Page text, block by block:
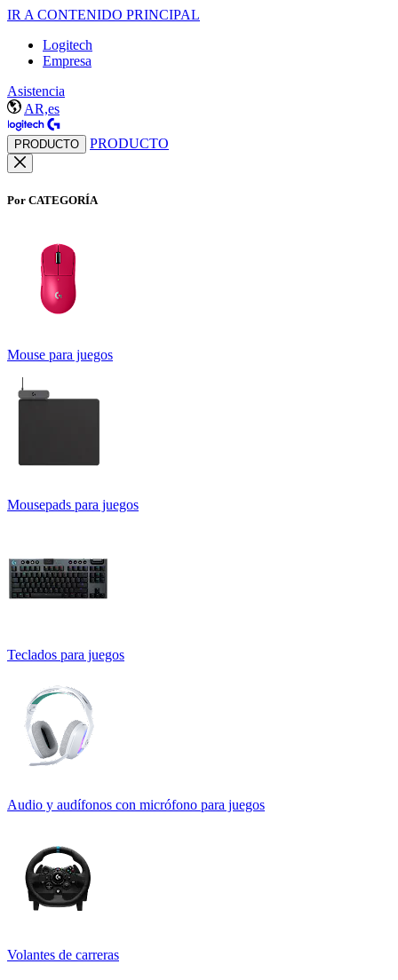
IR A CONTENIDO PRINCIPAL
Logitech
Empresa
Asistencia
AR,es
PRODUCTO PRODUCTO
Por CATEGORÍA
Mouse para juegos
Mousepads para juegos
Teclados para juegos
Audio y audífonos con micrófono para juegos
Volantes de carreras